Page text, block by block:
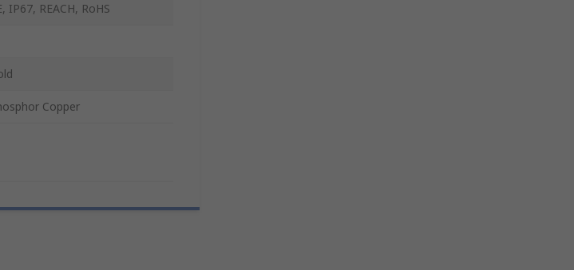
IP67, REACH, RoHS
Copper